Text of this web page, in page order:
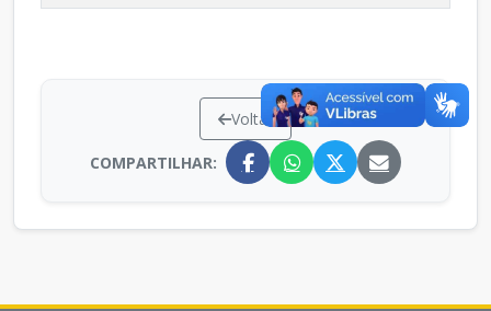
Voltar
COMPARTILHAR: